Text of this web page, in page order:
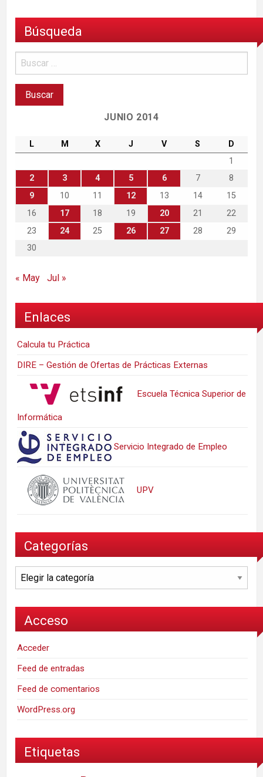
Búsqueda
JUNIO 2014
L M X J V S
D
1
2
3 4 5 6 7
8
9
10 11 12 13 14
15
16
17 18 19 20 21
22
23
24 25 26 27 28
29
30
« May Jul »
Enlaces
Calcula tu Práctica
DIRE – Gestión de Ofertas de Prácticas Externas
Escuela Técnica Superior de
Informática
Servicio Integrado de Empleo
UPV
Categorías
Categorías
Acceso
Acceder
Feed de entradas
Feed de comentarios
WordPress.org
Etiquetas